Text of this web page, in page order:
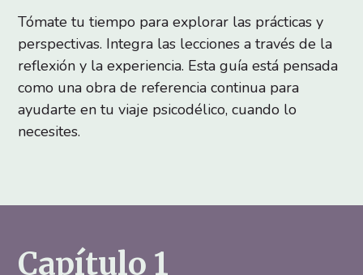
Tómate tu tiempo para explorar las prácticas y
perspectivas. Integra las lecciones a través de la
reflexión y la experiencia. Esta guía está pensada
como una obra de referencia continua para
ayudarte en tu viaje psicodélico, cuando lo
necesites.
Capítulo 1